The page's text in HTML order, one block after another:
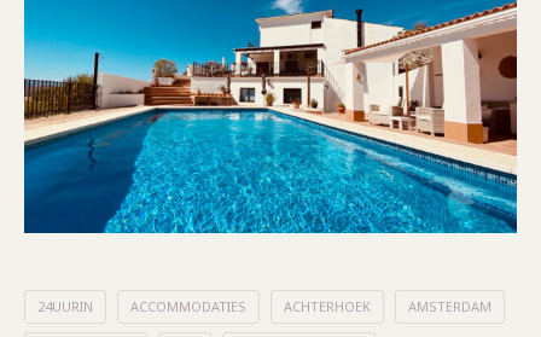
24UURIN ACCOMMODATIES ACHTERHOEK AMSTERDAM